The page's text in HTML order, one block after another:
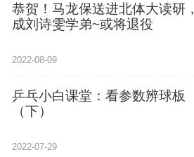
恭贺！马龙保送进北体大读研，
成刘诗雯学弟~或将退役
2022-08-09
乒乓小白课堂：看参数辨球板
（下）
2022-07-29